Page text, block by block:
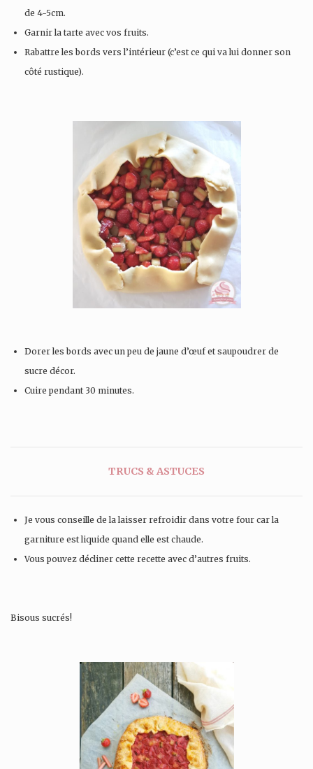
de 4-5cm.
Garnir la tarte avec vos fruits.
Rabattre les bords vers l’intérieur (c’est ce qui va lui donner son
côté rustique).
Dorer les bords avec un peu de jaune d’œuf et saupoudrer de
sucre décor.
Cuire pendant 30 minutes.
TRUCS & ASTUCES
Je vous conseille de la laisser refroidir dans votre four car la
garniture est liquide quand elle est chaude.
Vous pouvez décliner cette recette avec d’autres fruits.
Bisous sucrés!